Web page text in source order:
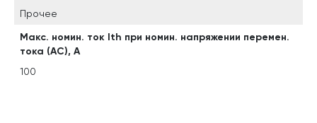
Прочее
Макс. номин. ток Ith при номин. напряжении перемен.
тока (AC), А
100